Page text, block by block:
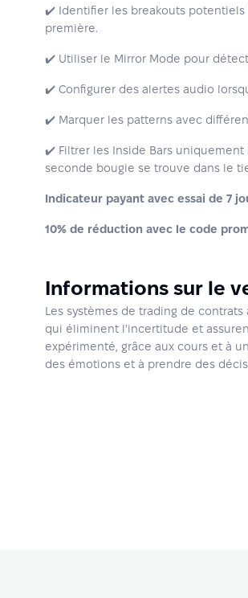
✔️ Identifier les breakouts
première.
✔️ Utiliser le Mirror Mode pour
✔️ Configurer des alertes audio
✔️ Marquer les patterns avec
✔️ Filtrer les Inside Bars
seconde bougie se trouve dans le
Indicateur payant avec essai de 7
10% de réduction avec le code
Informations sur le
Les systèmes de trading de
qui éliminent l'incertitude et
expérimenté, grâce aux cours et à
des émotions et à prendre des